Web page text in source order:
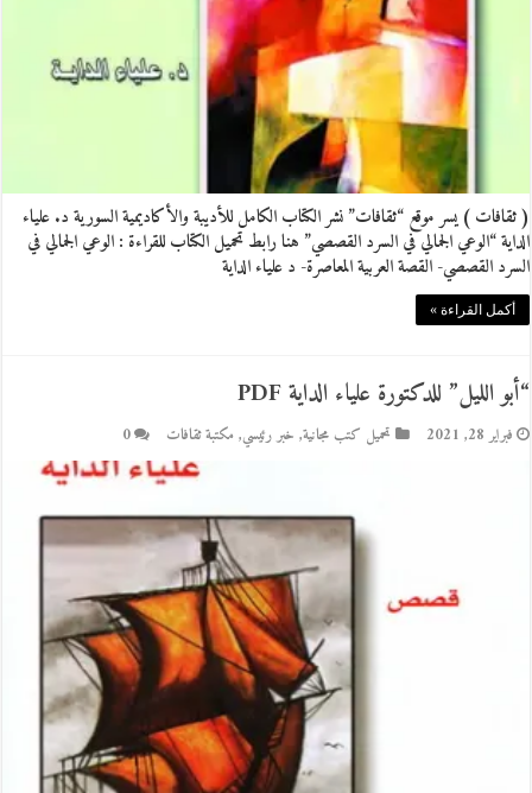
( ثقافات ) يسر موقع “ثقافات” نشر الكتاب الكامل للأديبة والأكاديمية السورية د. علياء
الداية “الوعي الجمالي في السرد القصصي” هنا رابط تحميل الكتاب للقراءة : الوعي الجمالي في
السرد القصصي- القصة العربية المعاصرة- د علياء الداية
أكمل القراءة »
“أبو الليل” للدكتورة علياء الداية PDF
فبراير 28, 2021 تحميل كتب مجانية, خبر رئيسي, مكتبة ثقافات 0